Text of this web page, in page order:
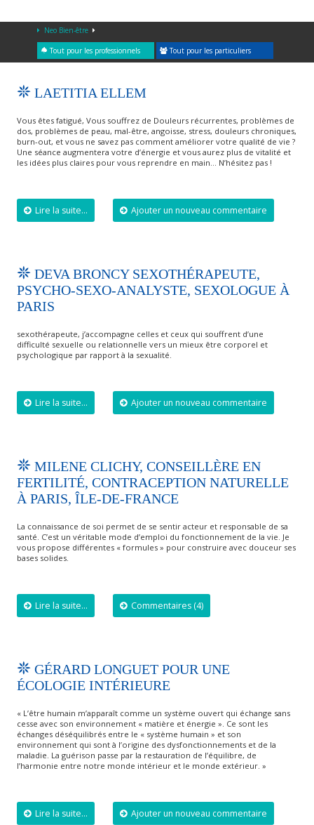
Neo Bien-être
Tout pour les professionnels Tout pour les particuliers
LAETITIA ELLEM
Vous êtes fatigué, Vous souffrez de Douleurs récurrentes, problèmes de
dos, problèmes de peau, mal-être, angoisse, stress, douleurs chroniques,
burn-out, et vous ne savez pas comment améliorer votre qualité de vie ?
​Une séance augmentera votre d’énergie et vous aurez plus de vitalité et
les idées plus claires pour vous reprendre en main… N’hésitez pas !
Lire la suite... Ajouter un nouveau commentaire
DEVA BRONCY SEXOTHÉRAPEUTE,
PSYCHO-SEXO-ANALYSTE, SEXOLOGUE À
PARIS
sexothérapeute, j’accompagne celles et ceux qui souffrent d’une
difficulté sexuelle ou relationnelle vers un mieux être corporel et
psychologique par rapport à la sexualité.
Lire la suite... Ajouter un nouveau commentaire
MILENE CLICHY, CONSEILLÈRE EN
FERTILITÉ, CONTRACEPTION NATURELLE
À PARIS, ÎLE-DE-FRANCE
La connaissance de soi permet de se sentir acteur et responsable de sa
santé. C’est un véritable mode d’emploi du fonctionnement de la vie. Je
vous propose différentes « formules » pour construire avec douceur ses
bases solides.
Lire la suite... Commentaires (4)
GÉRARD LONGUET POUR UNE
ÉCOLOGIE INTÉRIEURE
« L’être humain m’apparaît comme un système ouvert qui échange sans
cesse avec son environnement « matière et énergie ». Ce sont les
échanges déséquilibrés entre le « système humain » et son
environnement qui sont à l’origine des dysfonctionnements et de la
maladie. La guérison passe par la restauration de l’équilibre, de
l’harmonie entre notre monde intérieur et le monde extérieur. »
Lire la suite... Ajouter un nouveau commentaire